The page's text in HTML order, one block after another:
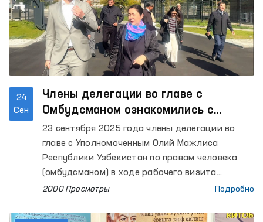
24
Сен
Члены делегации во главе с
Омбудсманом ознакомились с
деятельностью национального
превентивного механизма Дании
23 сентября 2025 года члены делегации во
главе с Уполномоченным Олий Мажлиса
Республики Узбекистан по правам человека
(омбудсманом) в ходе рабочего визита
ознакомились с деятельностью национального
мониторинг в рамках НПМ возложен на
2000 Просмотры Подробно